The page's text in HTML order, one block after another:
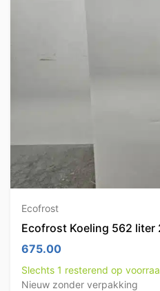
Ecofrost
Ecofrost Koeling 562 liter
675.00
Slechts 1 resterend op
Nieuw zonder verpakking